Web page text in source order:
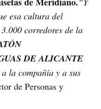
esa cultura del
corredores de la
DE ALICANTE
la compañía y a sus
de Personas y